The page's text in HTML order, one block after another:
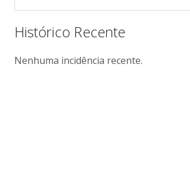
Histórico Recente
Nenhuma incidência recente.